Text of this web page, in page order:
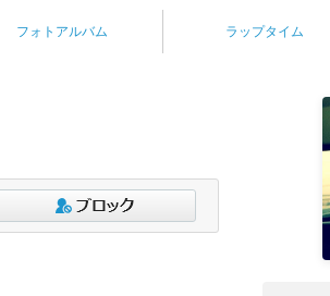
フォトアルバム ラップタイム